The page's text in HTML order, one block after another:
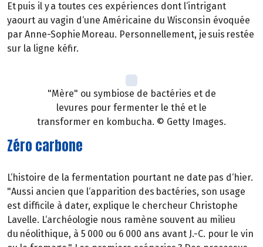
Et puis il y a toutes ces expériences dont l‘intrigant
yaourt au vagin d‘une Américaine du Wisconsin évoquée
par Anne-Sophie Moreau. Personnellement, je suis restée
sur la ligne kéfir.
"Mère" ou symbiose de bactéries et de
levures pour fermenter le thé et le
transformer en kombucha. © Getty Images.
Zéro carbone
L‘histoire de la fermentation pourtant ne date pas d‘hier.
"Aussi ancien que l‘apparition des bactéries, son usage
est difficile à dater, explique le chercheur Christophe
Lavelle. L‘archéologie nous ramène souvent au milieu
du néolithique, à 5 000 ou 6 000 ans avant J.-C. pour le vin